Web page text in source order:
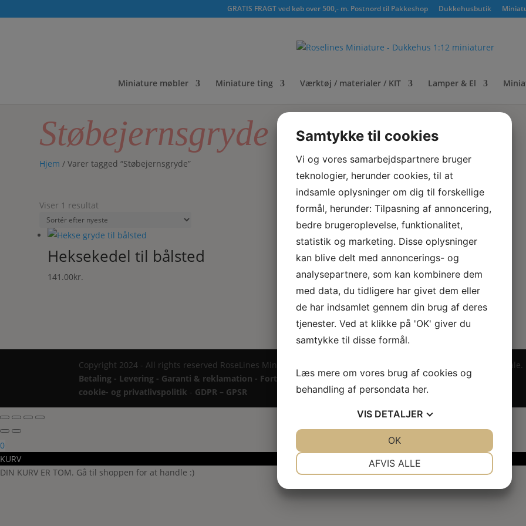
GRATIS FRAGT ved køb over 500,- m. Postnord til Pakkeshop Dukkehusbutik
Miniature møbler Miniature ting Værktøj / materialer / KIT Lamper & El
Støbejernsgryde
Hjem / Varer tagged “Støbejernsgryde”
Viser 1 resultat
Heksekedel til bålsted
141.00kr.
Copyright 2024 - All rights reserved RoseLines Miniature ® på design, brandnavn, logo, tekst og billedemateriale.
Betaling - Levering - Garanti & reklamation - Fortrydelsesret
cookie- og privatlivspolitik - GDPR – GPSR
0
KURV
DIN KURV ER TOM. Gå til shoppen for at handle :)
Samtykke til cookies
Vi og vores samarbejdspartnere bruger
teknologier, herunder cookies, til at
indsamle oplysninger om dig til forskellige
formål, herunder: Tilpasning af annoncering,
bedre brugeroplevelse, funktionalitet,
statistik og marketing. Disse oplysninger
kan blive delt med annoncerings- og
analysepartnere, som kan kombinere dem
med data, du tidligere har givet dem eller
de har indsamlet gennem din brug af deres
tjenester. Ved at klikke på 'OK' giver du
samtykke til disse formål.
Læs mere om vores brug af cookies og
behandling af persondata her.
VIS DETALJER
AFVIS ALLE
OK